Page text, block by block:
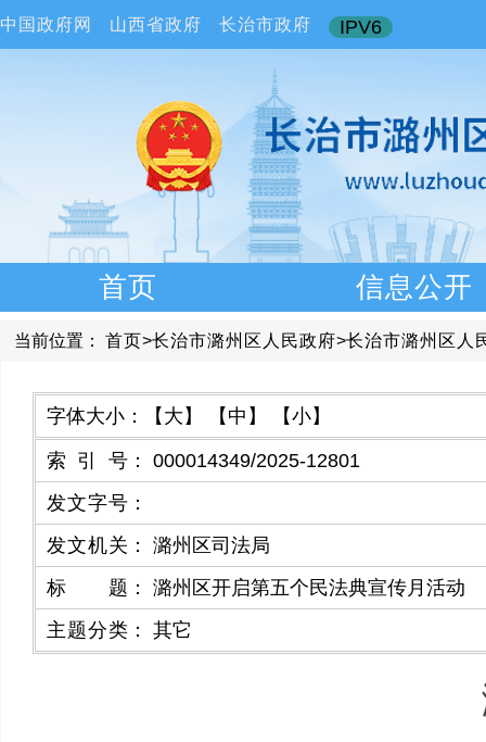
中国政府网 山西省政府 长治市政府 IPV6
首页 信息公开
当前位置： 首页>长治市潞州区人民政府>长治市潞州区人
字体大小： 【大】 【中】 【小】
索引号 ：
000014349/2025-12801
发文字号 ：
发文机关 ：
潞州区司法局
标题 ：
潞州区开启第五个民法典宣传月活动
主题分类 ： 其它